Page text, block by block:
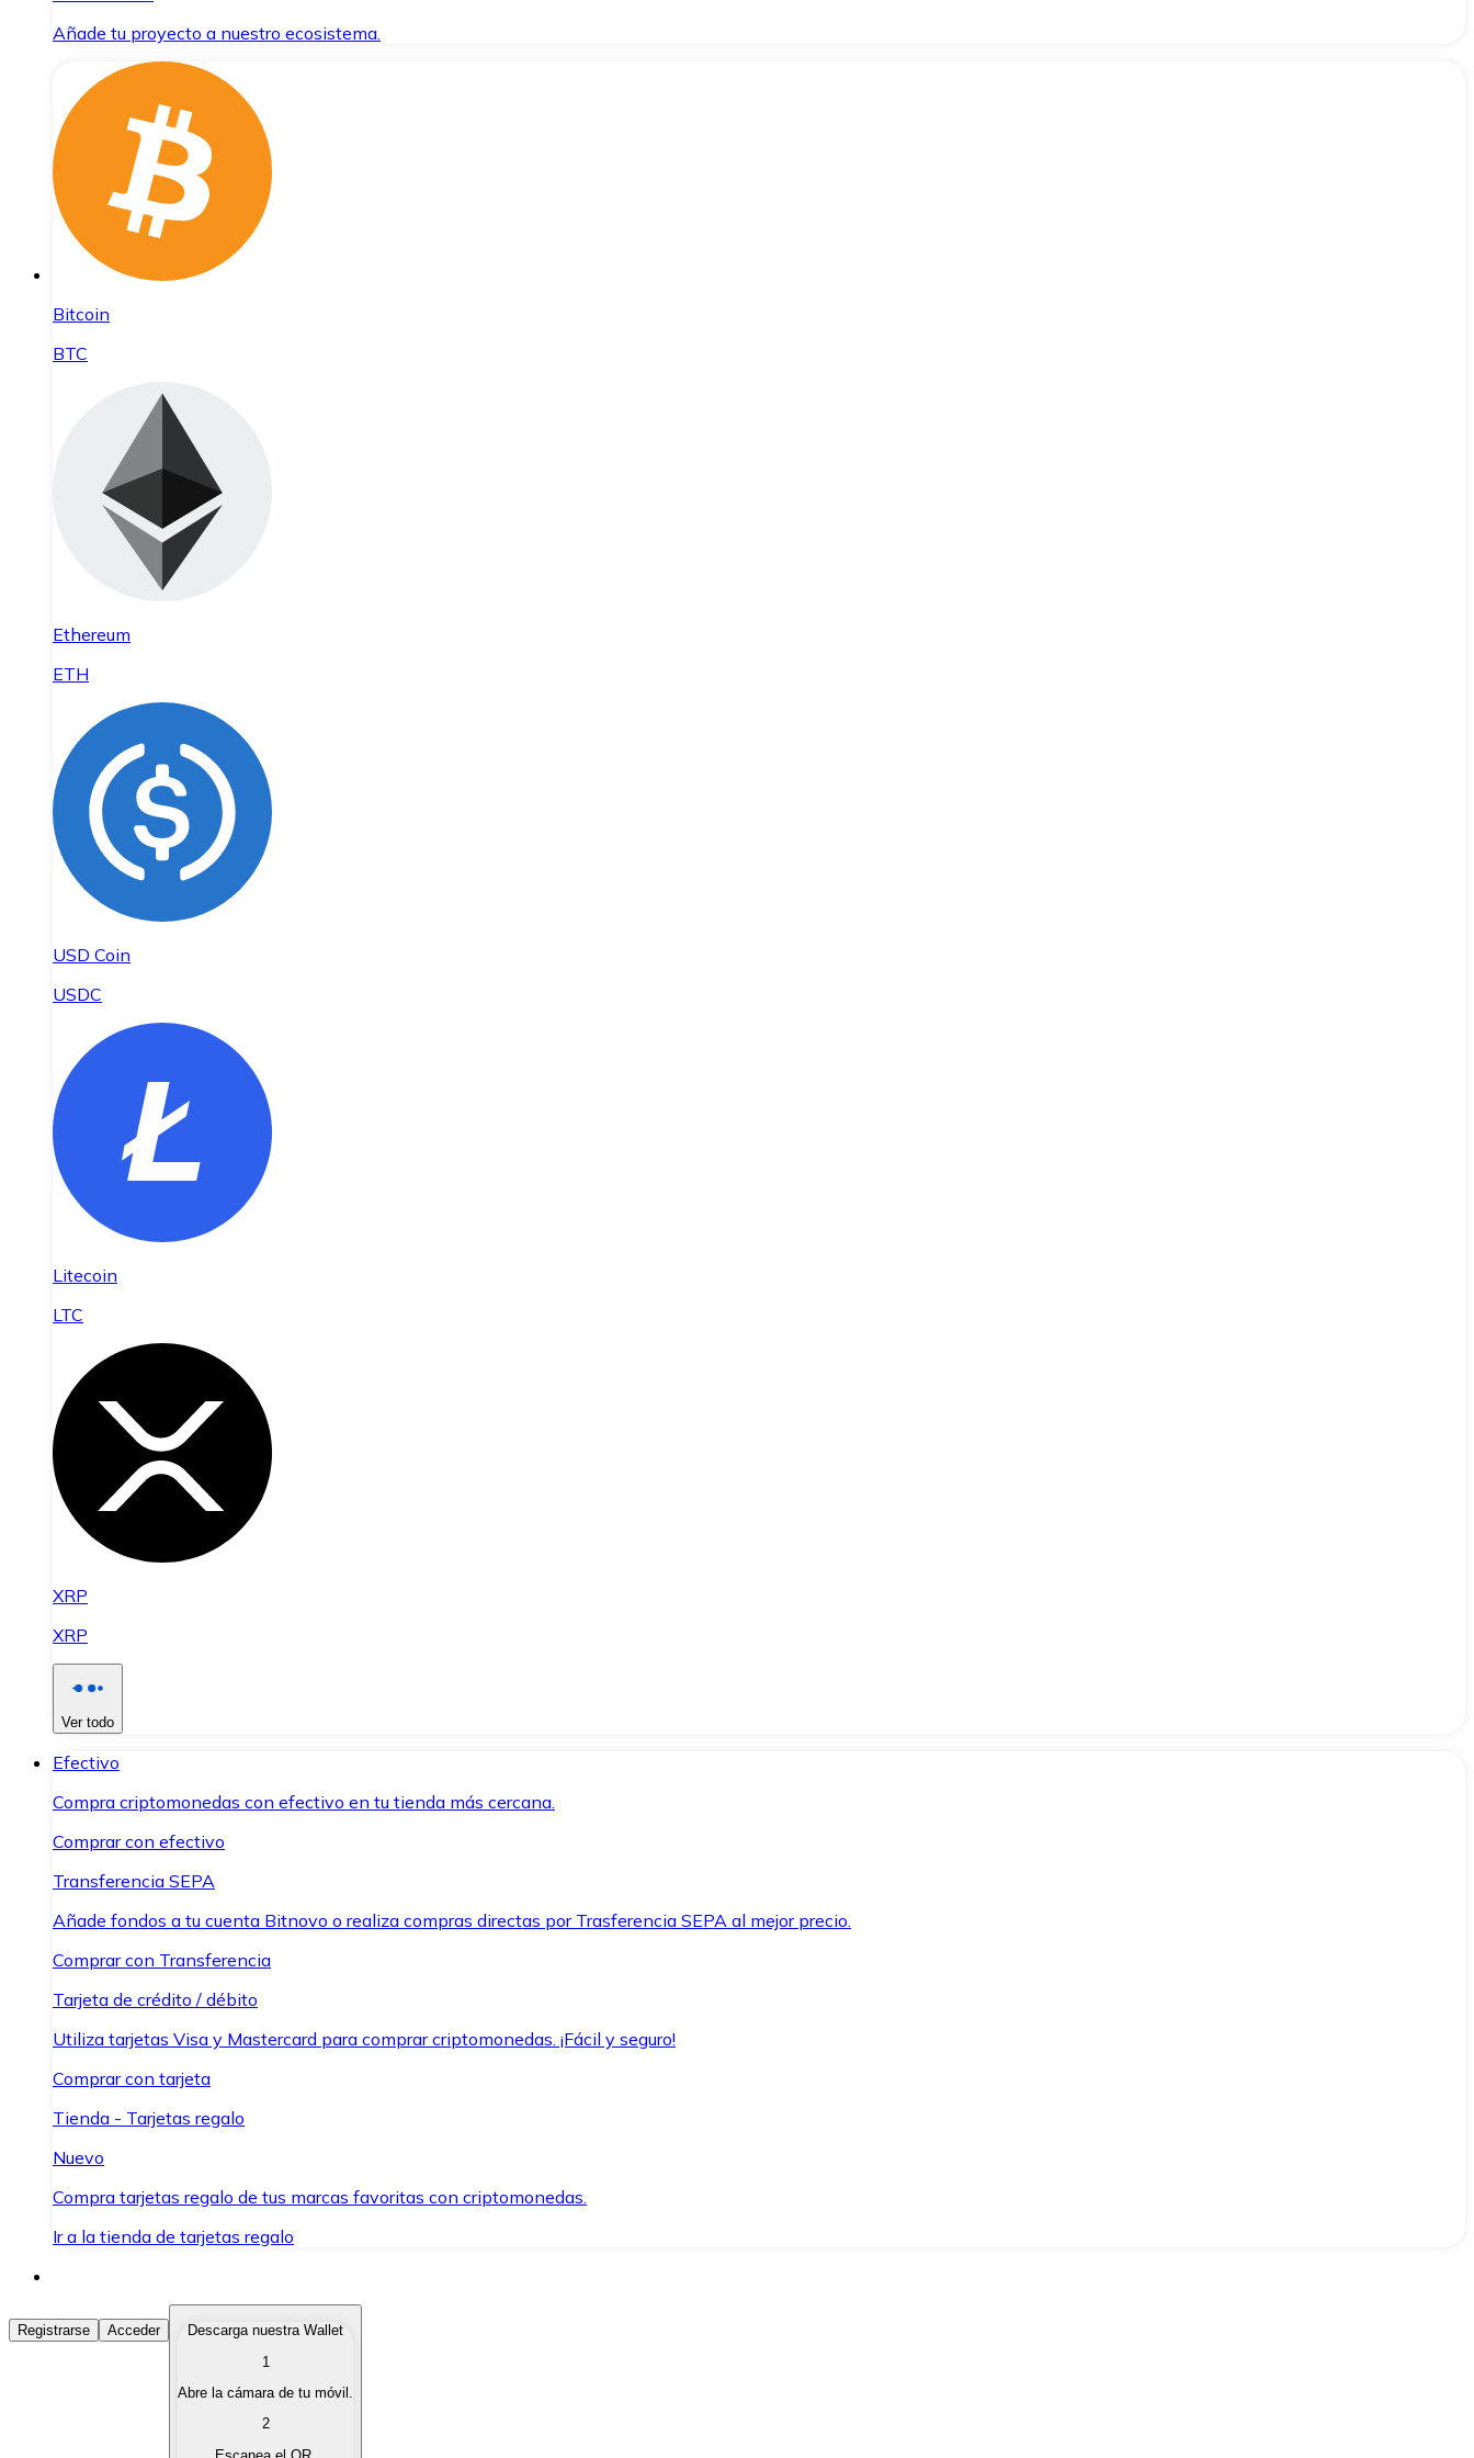
Añade tu proyecto a nuestro ecosistema.
Bitcoin
BTC
Ethereum
ETH
USD Coin
USDC
Litecoin
LTC
XRP
XRP
Ver todo
Efectivo
Compra criptomonedas con efectivo en tu tienda más cercana.
Comprar con efectivo
Transferencia SEPA
Añade fondos a tu cuenta Bitnovo o realiza compras directas por Trasferencia SEPA al mejor precio.
Comprar con Transferencia
Tarjeta de crédito / débito
Utiliza tarjetas Visa y Mastercard para comprar criptomonedas. ¡Fácil y seguro!
Comprar con tarjeta
Tienda - Tarjetas regalo
Nuevo
Compra tarjetas regalo de tus marcas favoritas con criptomonedas.
Ir a la tienda de tarjetas regalo
Comprar Criptomonedas
Compra criptomonedas con diferentes métodos de pago.
Vende tus criptomonedas de forma rápida y segura.
Registrarse Acceder
Descarga nuestra Wallet
1
Abre la cámara de tu móvil.
2